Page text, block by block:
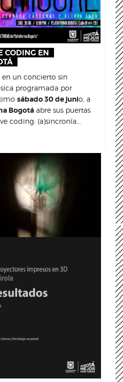
CODING EN
en un concierto sin
programada por
sábado 30 de junio, a
Bogotáabre sus puertas
coding: (a)sincronía...